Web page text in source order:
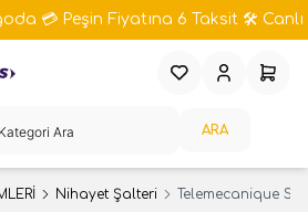
💳 Peşin Fiyatına 6 Taksit 🛠️ Canlı
ARA
FavorilerimHesabım
Nihayet Şalteri Telemecanique